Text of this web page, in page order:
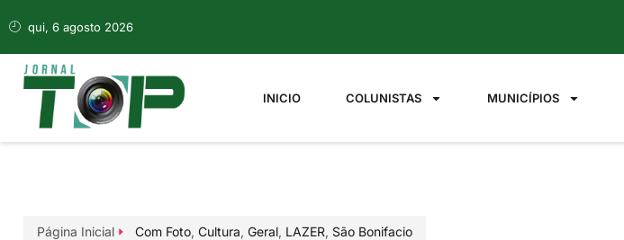
qui, 6 agosto 2026
INICIO COLUNISTAS MUNICÍPIOS
Página Inicial Com Foto, Cultura, Geral, LAZER, São Bonifacio